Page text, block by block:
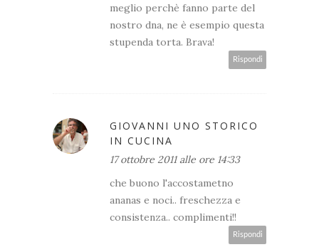
meglio perchè fanno parte del
nostro dna, ne è esempio questa
stupenda torta. Brava!
Rispondi
GIOVANNI UNO STORICO
IN CUCINA
17 ottobre 2011 alle ore 14:33
che buono l'accostametno
ananas e noci.. freschezza e
consistenza.. complimenti!!
Rispondi